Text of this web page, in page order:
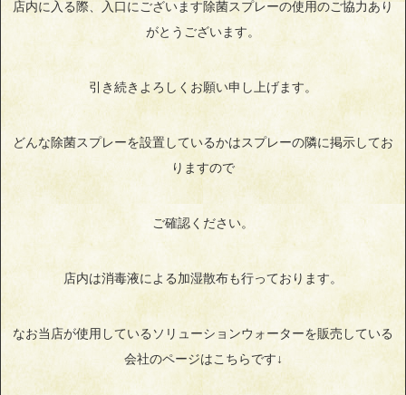
店内に入る際、入口にございます除菌スプレーの使用のご協力あり
がとうございます。
引き続きよろしくお願い申し上げます。
どんな除菌スプレーを設置しているかはスプレーの隣に掲示してお
りますので
ご確認ください。
店内は消毒液による加湿散布も行っております。
なお当店が使用しているソリューションウォーターを販売している
会社のページはこちらです↓